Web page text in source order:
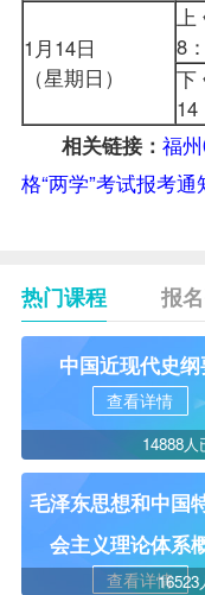
1月14日
（星期日）
8
下
相关链接： 福
格“两学”考试报考通
热门课程 报
中国近现代史
查看详情
14888人
毛泽东思想和中国
会主义理论体系
查看详情16523